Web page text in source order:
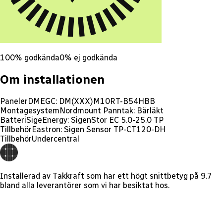
100% godkända0% ej godkända
Om installationen
PanelerDMEGC: DM(XXX)M10RT-B54HBB
MontagesystemNordmount Panntak: Bärläkt
BatteriSigeEnergy: SigenStor EC 5.0-25.0 TP
TillbehörEastron: Sigen Sensor TP-CT120-DH
TillbehörUndercentral
Installerad av Takkraft som har ett högt snittbetyg på 9.7
bland alla leverantörer som vi har besiktat hos.